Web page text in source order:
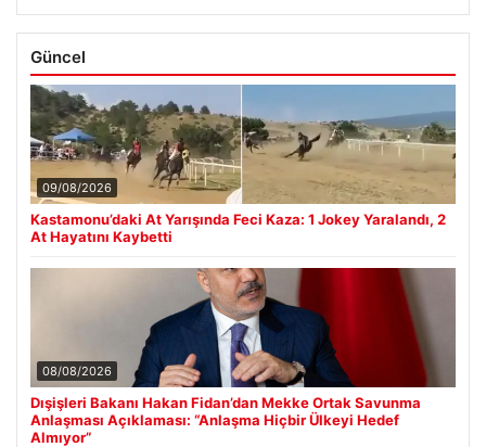
Güncel
09/08/2026
Kastamonu’daki At Yarışında Feci Kaza: 1 Jokey Yaralandı, 2
At Hayatını Kaybetti
08/08/2026
Dışişleri Bakanı Hakan Fidan’dan Mekke Ortak Savunma
Anlaşması Açıklaması: “Anlaşma Hiçbir Ülkeyi Hedef
Almıyor”